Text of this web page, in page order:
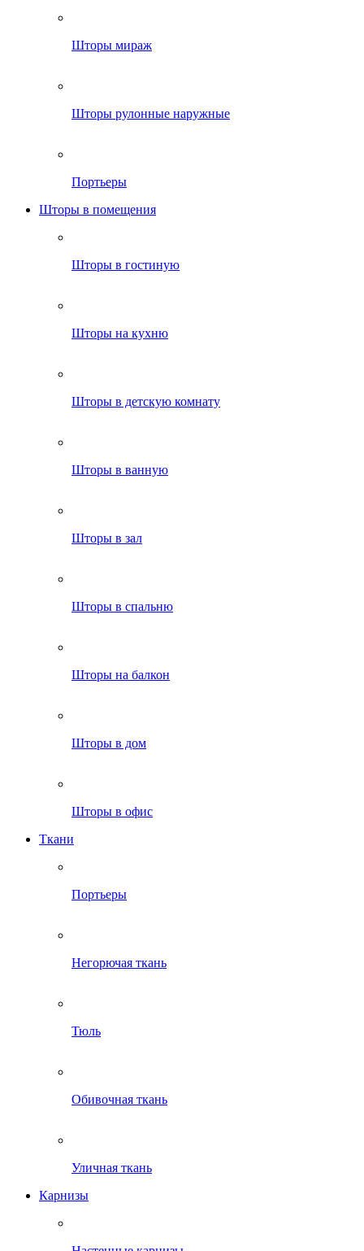
Шторы мираж
Шторы рулонные наружные
Портьеры
Шторы в помещения
Шторы в гостиную
Шторы на кухню
Шторы в детскую комнату
Шторы в ванную
Шторы в зал
Шторы в спальню
Шторы на балкон
Шторы в дом
Шторы в офис
Ткани
Портьеры
Негорючая ткань
Тюль
Обивочная ткань
Уличная ткань
Карнизы